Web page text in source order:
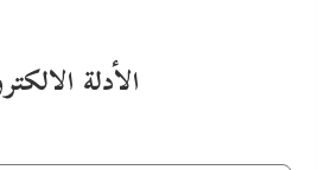
الأدلة